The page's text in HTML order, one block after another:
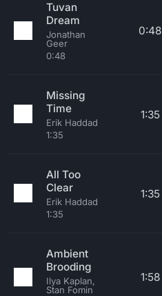
Tuvan
Dream
Jonathan
Geer
0:48
0:48
Missing
Time
Erik Haddad
1:35
1:35
All Too
Clear
Erik Haddad
1:35
1:35
Ambient
Brooding
Ilya Kaplan,
Stan Fomin
1:58